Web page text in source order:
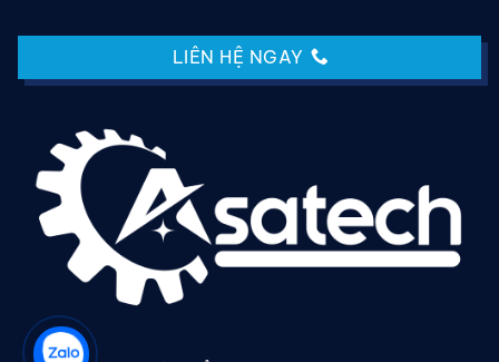
LIÊN HỆ NGAY